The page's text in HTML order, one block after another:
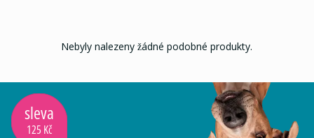
Nebyly nalezeny žádné podobné produkty.
sleva
125 Kč